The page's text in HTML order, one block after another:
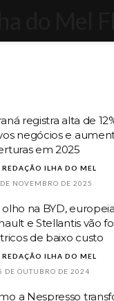
registra alta de
negócios e
em 2025
REDAÇÃO ILHA DO MEL
NOVEMBRO DE 2025
na BYD,
e Stellantis vão
de baixo custo
REDAÇÃO ILHA DO MEL
DE OUTUBRO DE 2024
a Nespresso